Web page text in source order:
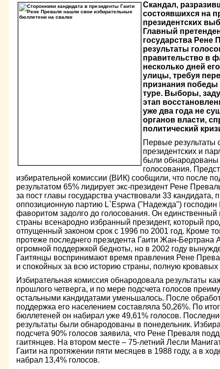
Скандал,
состоявшихся на
президентских
Главный
государства Рене
результаты
правительство в
несколько дней
улицы, требуя
признания победы
туре. Выборы,
этап
уже два года не
органов власти,
политический
Первые результаты
президентских и
были обнародованы
голосования.
избирательной комиссии (ВИК) сообщили, что после
результатом 65% лидирует экс-президент Рене
за пост главы государства участвовали 33
оппозиционную партию L`Espwa ("Надежда")
фаворитом задолго до голосования. Он единственный
страны всенародно избранный президент, который
отпущенный законом срок с 1996 по 2001 год. Кроме
протеже последнего президента Гаити Жан-Бертрана
огромной поддержкой бедноты, но в 2002 году
Гаитянцы воспринимают время правления Рене
и спокойных за всю историю страны, полную кровавых
Избирательная комиссия обнародовала результаты
прошлого четверга, и по мере подсчета голосов
остальными кандидатами уменьшалось. После
поддержка его населением составляла 50,26%. По
бюллетеней он набирал уже 49,61% голосов.
результаты были обнародованы в понедельник.
подсчета 90% голосов заявила, что Рене Преваля
гаитянцев. На втором месте – 75-летний Лесли
Гаити на протяжении пяти месяцев в 1988 году, а в
набрал 13,4% голосов.